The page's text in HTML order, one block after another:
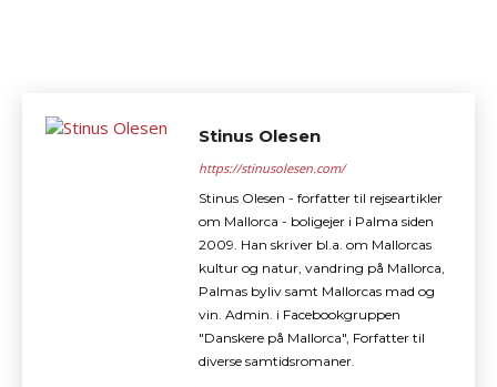
Stinus Olesen
https://stinusolesen.com/
Stinus Olesen - forfatter til rejseartikler
om Mallorca - boligejer i Palma siden
2009. Han skriver bl.a. om Mallorcas
kultur og natur, vandring på Mallorca,
Palmas byliv samt Mallorcas mad og
vin. Admin. i Facebookgruppen
"Danskere på Mallorca", Forfatter til
diverse samtidsromaner.